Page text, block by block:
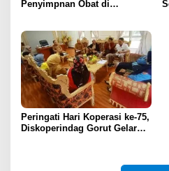
Penyimpnan Obat di
Peringati Hari Koperasi ke-75,
Diskoperindag Gorut Gelar